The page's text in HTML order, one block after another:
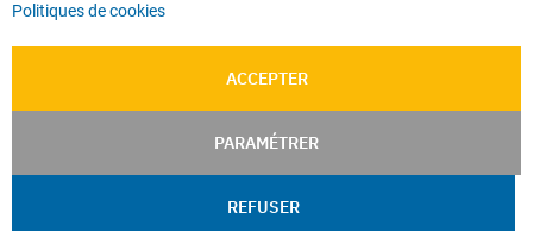
Politiques de cookies
ACCEPTER
PARAMÉTRER
REFUSER